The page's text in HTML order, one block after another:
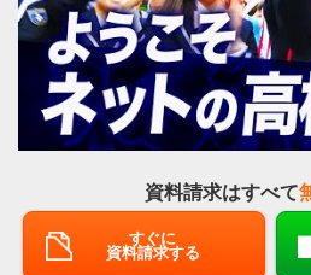
資料請求はすべて
すぐに
資料請求する